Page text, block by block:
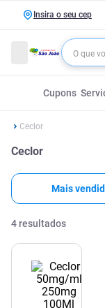
Insira o seu cep
Cupons
Ceclor
Ceclor
Mais
4 resultados